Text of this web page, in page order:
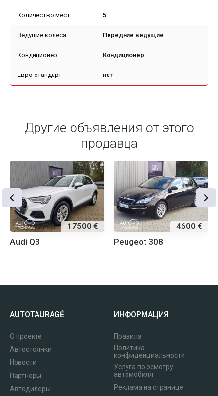
Количество мест 5
Ведущие колеса Передние ведущие
Кондиционер Кондиционер
Евро стандарт нет
Другие объявления от этого
продавца
17500 €
Audi Q3
4600 €
Peugeot 308
AUTOTAURAGĖ
О проекте
Автостоянки
Новости
Партнеры
Автодилеры
ИНФОРМАЦИЯ
Правила
Политика
конфиденциальности
Услуга по осмотру
автомобиля
Реклама на странице